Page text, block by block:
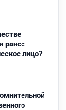
ранее
лицо?